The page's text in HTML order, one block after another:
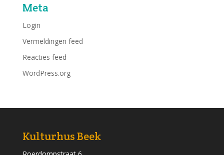
Meta
Login
Vermeldingen feed
Reacties feed
WordPress.org
Kulturhus Beek